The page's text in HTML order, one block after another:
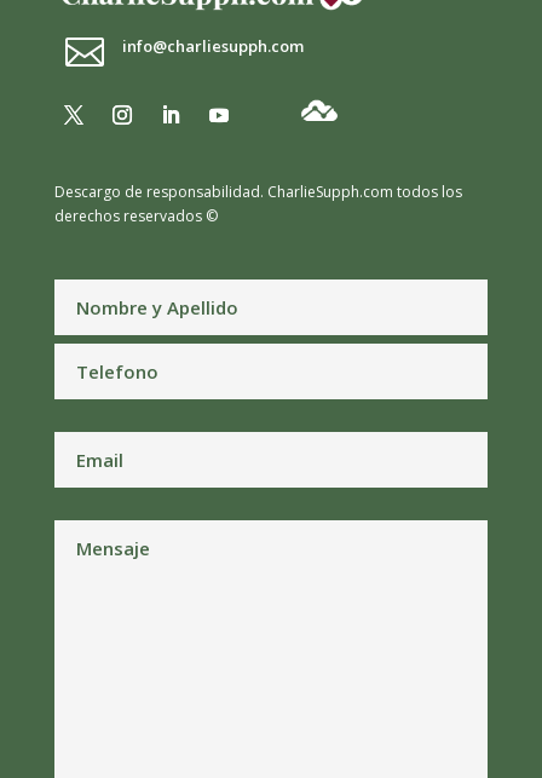
 info@charliesupph.com
Descargo de responsabilidad. CharlieSupph.com todos los
derechos reservados ©